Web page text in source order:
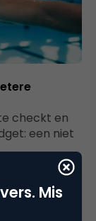
checkt en
een niet
Mis